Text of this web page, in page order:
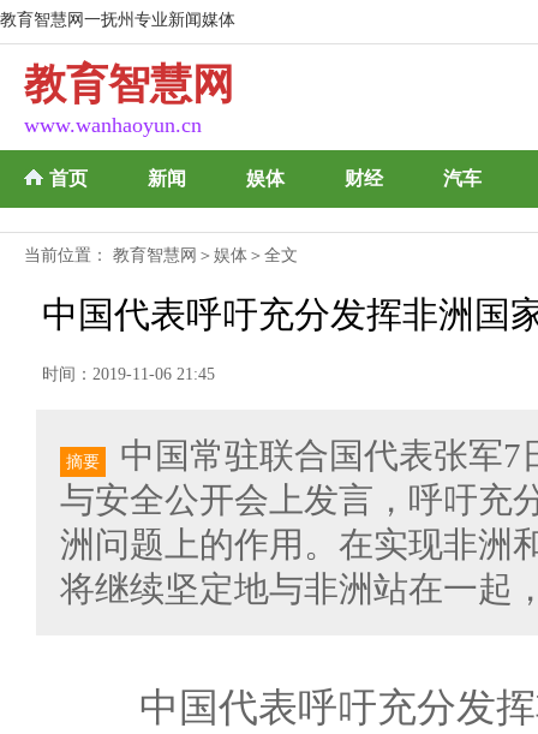
教育智慧网一抚州专业新闻媒体
教育智慧网
www.wanhaoyun.cn
首页 新闻 娱体 财经 汽车
当前位置： 教育智慧网 ＞ 娱体 ＞全文
中国代表呼吁充分发挥非洲国
时间：2019-11-06 21:45
摘要
中国常驻联合国代表张军
与安全公开会上发言，呼吁充
洲问题上的作用。在实现非洲
将继续坚定地与非洲站在一起
中国代表呼吁充分发挥